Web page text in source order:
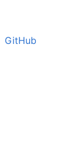
GitHub